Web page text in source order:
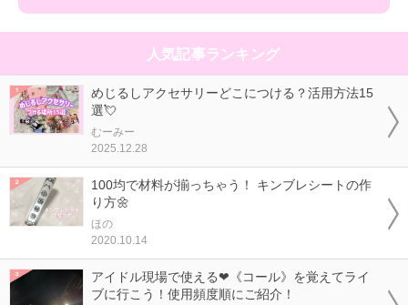
人気記事ランキング
めじるしアクセサリーどこにつける？活用方法15
選💘
むーみー
2025.12.28
100均で材料が揃っちゃう！ キンブレシートの作
り方🌼
ほの
2020.10.14
アイドル現場で使える❤《コール》を覚えてライ
ブに行こう！使用頻度順にご紹介！